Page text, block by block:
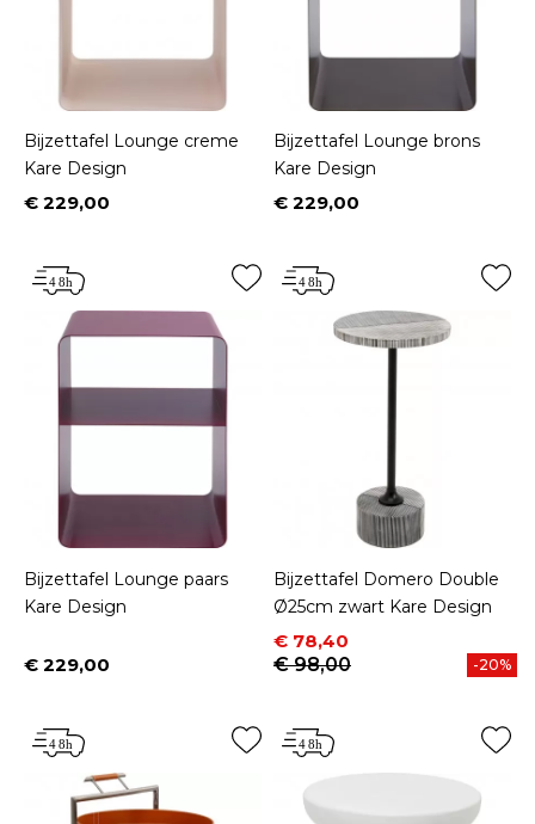
Bijzettafel Lounge creme
Kare Design
Prijs
€ 229,00
Bijzettafel Lounge brons
Kare Design
Prijs
€ 229,00
Bijzettafel Lounge paars
Kare Design
Prijs
€ 229,00
Bijzettafel Domero Double
Ø25cm zwart Kare Design
Prijs
€ 78,40
Normale prijs
€ 98,00
-20%